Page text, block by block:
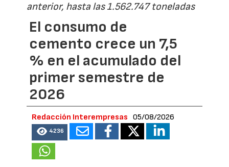
anterior, hasta las 1.562.747 toneladas
El consumo de
cemento crece un 7,5
% en el acumulado del
primer semestre de
2026
Redacción Interempresas 05/08/2026
4236